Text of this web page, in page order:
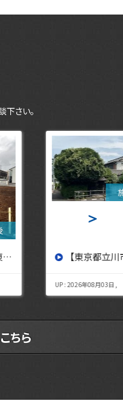
さい。
川の解体工事なら東央建設へ】
＞
ちら